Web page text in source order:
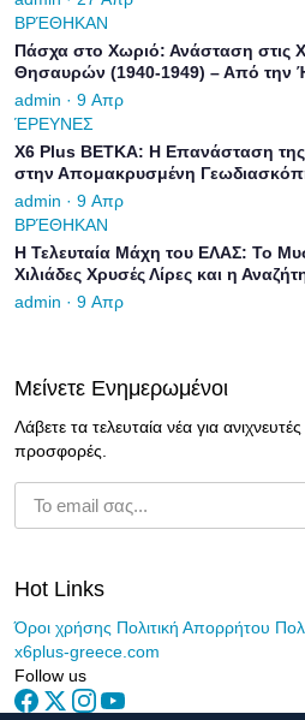
ΒΡΈΘΗΚΑΝ
Πάσχα στο Χωριό: Ανάσταση στις
Θησαυρών (1940-1949) – Από την
Πίνδου
admin · 9 Απρ
ΈΡΕΥΝΕΣ
X6 Plus ΒΕΤΚΑ: Η Επανάσταση
στην Απομακρυσμένη
admin · 9 Απρ
ΒΡΈΘΗΚΑΝ
Η Τελευταία Μάχη του ΕΛΑΣ: Το
Χιλιάδες Χρυσές Λίρες και η
Σύγχρονη Τεχνολογία
admin · 9 Απρ
Μείνετε Ενημερωμένοι
Λάβετε τα τελευταία νέα για
προσφορές.
Hot Links
Όροι χρήσης Πολιτική Απορρήτου
x6plus-greece.com
Follow us